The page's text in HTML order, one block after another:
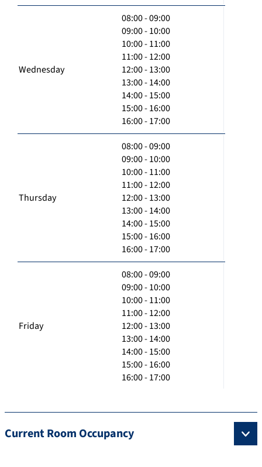
Wednesday
08:00 - 09:00
09:00 - 10:00
10:00 - 11:00
11:00 - 12:00
12:00 - 13:00
13:00 - 14:00
14:00 - 15:00
15:00 - 16:00
16:00 - 17:00
Thursday
08:00 - 09:00
09:00 - 10:00
10:00 - 11:00
11:00 - 12:00
12:00 - 13:00
13:00 - 14:00
14:00 - 15:00
15:00 - 16:00
16:00 - 17:00
Friday
08:00 - 09:00
09:00 - 10:00
10:00 - 11:00
11:00 - 12:00
12:00 - 13:00
13:00 - 14:00
14:00 - 15:00
15:00 - 16:00
16:00 - 17:00
Current Room Occupancy